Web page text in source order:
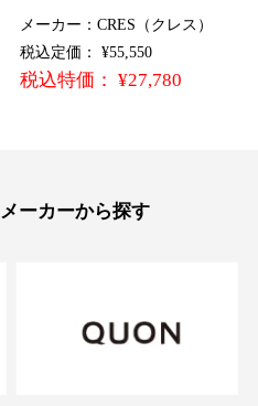
メーカー：CRES（クレス）
税込定価： ¥55,550
税込特価： ¥27,780
メーカーから探す